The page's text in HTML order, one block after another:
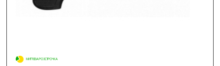
МИТТЄВА РОЗСТРОЧКА